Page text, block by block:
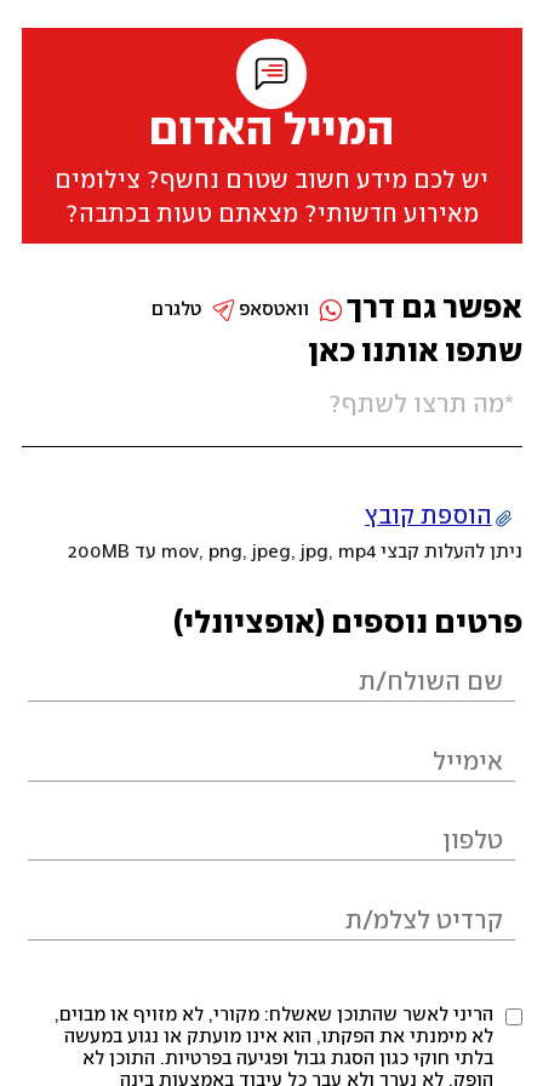
המייל האדום
יש לכם מידע חשוב שטרם נחשף? צילומים
מאירוע חדשותי? מצאתם טעות בכתבה?
שתפו אותנו כאן
הוספת קובץ
ניתן להעלות קבצי mov, png, jpeg, jpg, mp4 עד 200MB
פרטים נוספים (אופציונלי)
הריני לאשר שהתוכן שאשלח: מקורי, לא מזויף או מבוים,
לא מימנתי את הפקתו, הוא אינו מועתק או נגוע במעשה
בלתי חוקי כגון הסגת גבול ופגיעה בפרטיות. התוכן לא
הופק, לא נערך ולא עבר כל עיבוד באמצעות בינה
אפשר גם דרך טלגרם וואטסאפ